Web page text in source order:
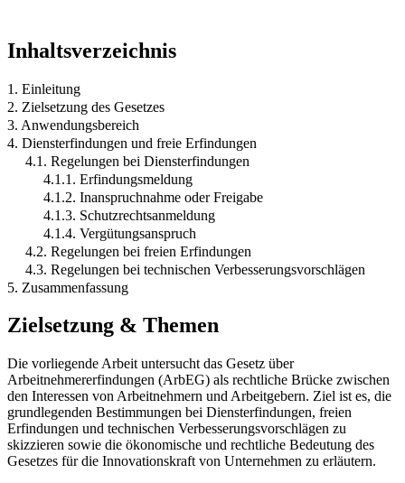
Inhaltsverzeichnis
1. Einleitung
2. Zielsetzung des Gesetzes
3. Anwendungsbereich
4. Diensterfindungen und freie Erfindungen
4.1. Regelungen bei Diensterfindungen
4.1.1. Erfindungsmeldung
4.1.2. Inanspruchnahme oder Freigabe
4.1.3. Schutzrechtsanmeldung
4.1.4. Vergütungsanspruch
4.2. Regelungen bei freien Erfindungen
4.3. Regelungen bei technischen Verbesserungsvorschlägen
5. Zusammenfassung
Zielsetzung & Themen
Die vorliegende Arbeit untersucht das Gesetz über
Arbeitnehmererfindungen (ArbEG) als rechtliche Brücke zwischen
den Interessen von Arbeitnehmern und Arbeitgebern. Ziel ist es, die
grundlegenden Bestimmungen bei Diensterfindungen, freien
Erfindungen und technischen Verbesserungsvorschlägen zu
skizzieren sowie die ökonomische und rechtliche Bedeutung des
Gesetzes für die Innovationskraft von Unternehmen zu erläutern.